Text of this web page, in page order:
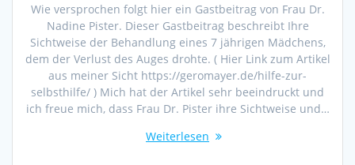
Wie versprochen folgt hier ein Gastbeitrag von Frau Dr.
Nadine Pister. Dieser Gastbeitrag beschreibt Ihre
Sichtweise der Behandlung eines 7 jährigen Mädchens,
dem der Verlust des Auges drohte. ( Hier Link zum Artikel
aus meiner Sicht https://geromayer.de/hilfe-zur-
selbsthilfe/ ) Mich hat der Artikel sehr beeindruckt und
ich freue mich, dass Frau Dr. Pister ihre Sichtweise und…
Weiterlesen